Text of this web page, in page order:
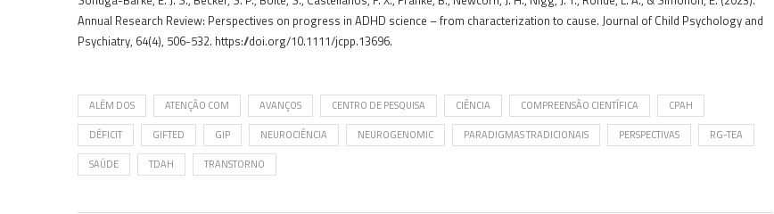
Annual Research Review: Perspectives on progress in ADHD science – from characterization to cause. Journal of Child Psychology and
Psychiatry, 64(4), 506-532. https://doi.org/10.1111/jcpp.13696.
ALÉM DOS ATENÇÃO COM AVANÇOS CENTRO DE PESQUISA CIÊNCIA COMPREENSÃO CIENTÍFICA CPAH
DÉFICIT GIFTED GIP NEUROCIÊNCIA NEUROGENOMIC PARADIGMAS TRADICIONAIS PERSPECTIVAS RG-TEA
SAÚDE TDAH TRANSTORNO